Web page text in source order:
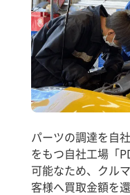
パーツの調達を自
をもつ自社工場「
可能なため、クル
客様へ買取金額を